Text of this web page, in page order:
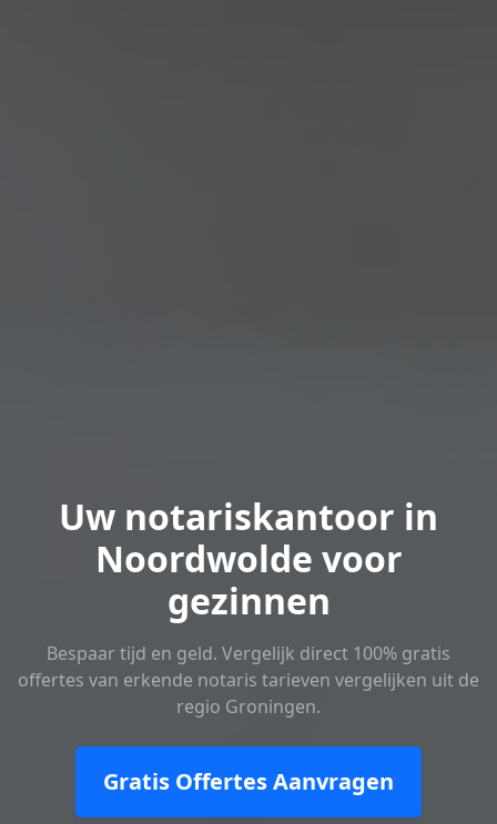
Uw notariskantoor in
Noordwolde voor
gezinnen
Bespaar tijd en geld. Vergelijk direct 100% gratis
offertes van erkende notaris tarieven vergelijken uit de
regio Groningen.
Gratis Offertes Aanvragen